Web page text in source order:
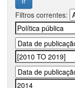
Filtros correntes: